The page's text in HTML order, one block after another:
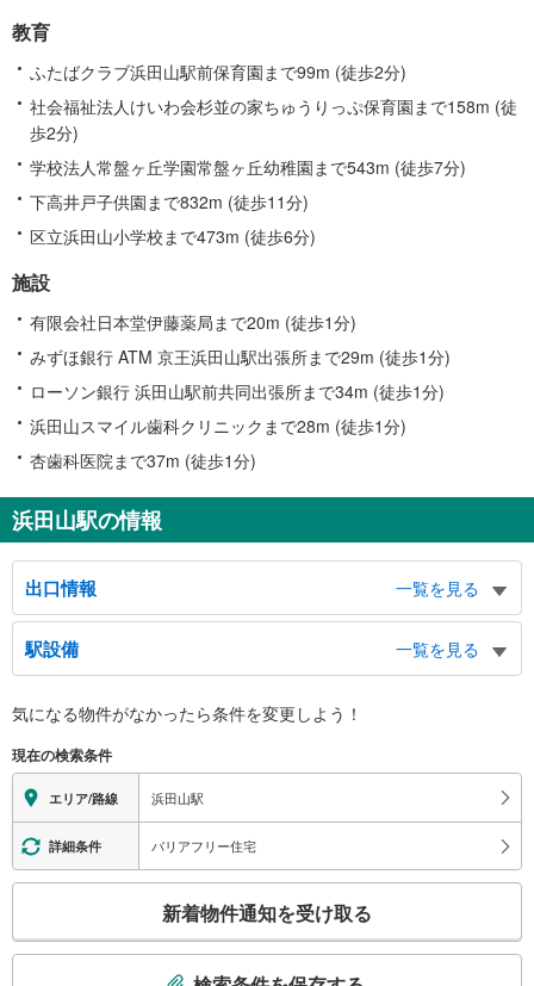
教育
ふたばクラブ浜田山駅前保育園まで99m (徒歩2分)
社会福祉法人けいわ会杉並の家ちゅうりっぷ保育園まで158m (徒
歩2分)
学校法人常盤ヶ丘学園常盤ヶ丘幼稚園まで543m (徒歩7分)
下高井戸子供園まで832m (徒歩11分)
区立浜田山小学校まで473m (徒歩6分)
施設
有限会社日本堂伊藤薬局まで20m (徒歩1分)
みずほ銀行 ATM 京王浜田山駅出張所まで29m (徒歩1分)
ローソン銀行 浜田山駅前共同出張所まで34m (徒歩1分)
浜田山スマイル歯科クリニックまで28m (徒歩1分)
杏歯科医院まで37m (徒歩1分)
浜田山駅の情報
出口情報
一覧を見る
出口
バスのりば、すぎ丸（杉並区南北バス）
駅設備
一覧を見る
※段差なしでの移動経路
地上⇔改札⇔ホーム：○
エレベータ
・ホーム⇔改札
・改札⇔地上（バス乗り場方面）
トイレ
その他
・点字案内（券売機・運賃表・階段手すり）
気になる物件がなかったら条件を変更しよう！
現在の検索条件
エリア/路線 浜田山駅
詳細条件 バリアフリー住宅
検
新着物件通知を受け取る